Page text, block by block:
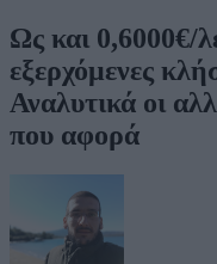
Ως και 0,6000€/
εξερχόμενες
Αναλυτικά οι
που αφορά